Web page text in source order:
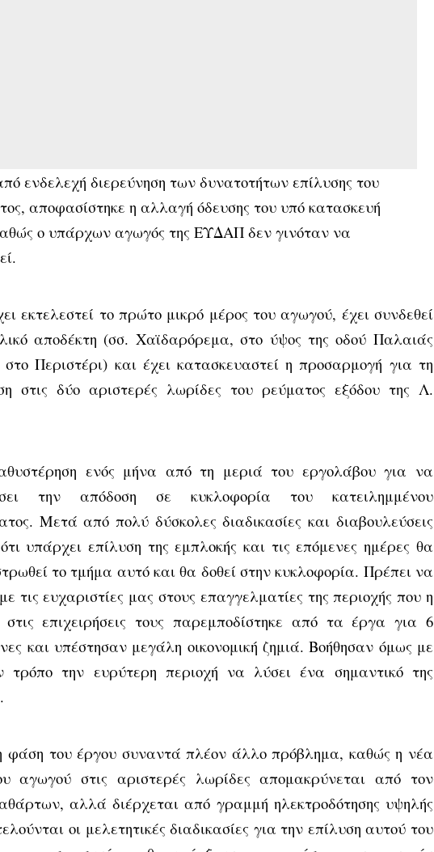
ενδελεχή διερεύνηση των δυνατοτήτων επίλυσης του
αποφασίστηκε η αλλαγή όδευσης του υπό κατασκευή
ο υπάρχων αγωγός της ΕΥΔΑΠ δεν γινόταν να
εκτελεστεί το πρώτο μικρό μέρος του αγωγού, έχει συνδεθεί
αποδέκτη (σσ. Χαϊδαρόρεμα, στο ύψος της οδού Παλαιάς
Περιστέρι) και έχει κατασκευαστεί η προσαρμογή για τη
στις δύο αριστερές λωρίδες του ρεύματος εξόδου της Λ.
ενός μήνα από τη μεριά του εργολάβου για να
την απόδοση σε κυκλοφορία του κατειλημμένου
Μετά από πολύ δύσκολες διαδικασίες και διαβουλεύσεις
υπάρχει επίλυση της εμπλοκής και τις επόμενες ημέρες θα
το τμήμα αυτό και θα δοθεί στην κυκλοφορία. Πρέπει να
τις ευχαριστίες μας στους επαγγελματίες της περιοχής που η
επιχειρήσεις τους παρεμποδίστηκε από τα έργα για 6
και υπέστησαν μεγάλη οικονομική ζημιά. Βοήθησαν όμως με
τρόπο την ευρύτερη περιοχή να λύσει ένα σημαντικό της
φάση του έργου συναντά πλέον άλλο πρόβλημα, καθώς η νέα
αγωγού στις αριστερές λωρίδες απομακρύνεται από τον
αλλά διέρχεται από γραμμή ηλεκτροδότησης υψηλής
οι μελετητικές διαδικασίες για την επίλυση αυτού του